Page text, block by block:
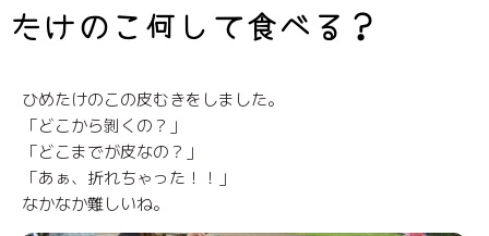
たけのこ何して食べる？
ひめたけのこの皮むきをしました。
「どこから剝くの？」
「どこまでが皮なの？」
「あぁ、折れちゃった！！」
なかなか難しいね。